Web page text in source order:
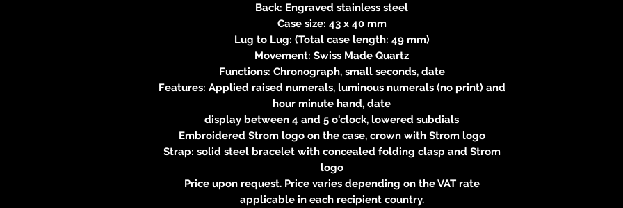
Back: Engraved stainless steel
Case size: 43 x 40 mm
Lug to Lug: (Total case length: 49 mm)
Movement: Swiss Made Quartz
Functions: Chronograph, small seconds, date
Features: Applied raised numerals, luminous numerals (no print) and
hour minute hand, date
display between 4 and 5 o'clock, lowered subdials
Embroidered Strom logo on the case, crown with Strom logo
Strap: solid steel bracelet with concealed folding clasp and Strom
logo
Price upon request. Price varies depending on the VAT rate
applicable in each recipient country.